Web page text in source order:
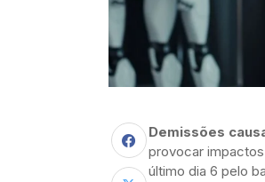
Demissões
provocar
último dia 6 pelo